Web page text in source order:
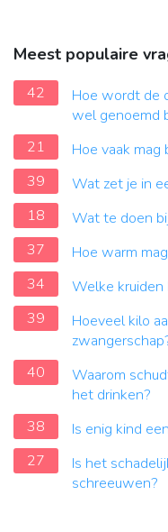
Meest populaire
42
Hoe wordt de
wel genoemd
21
Hoe vaak mag
39
Wat zet je in
18
Wat te doen
37
Hoe warm
34
Welke kruiden
39
Hoeveel kilo
40
Waarom
het drinken?
38
Is enig kind
27
Is het
schreeuwen?